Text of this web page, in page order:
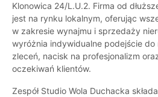
Klonowica 24/L.U.2. Firma od
jest na rynku lokalnym, oferując
w zakresie wynajmu i sprzedaży
wyróżnia indywidualne podejście do
zleceń, nacisk na profesjonalizm
oczekiwań klientów.
Zespół Studio Wola Duchacka